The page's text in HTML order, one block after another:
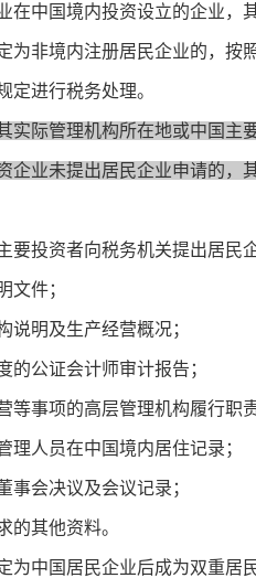
中国境内投资设立的企业，
非境内注册居民企业的，按
定进行税务处理。
实际管理机构所在地或中国主
企业未提出居民企业申请的
投资者向税务机关提出居民
件；
明及生产经营概况；
公证会计师审计报告；
事项的高层管理机构履行职
人员在中国境内居住记录；
会决议及会议记录；
其他资料。
中国居民企业后成为双重居